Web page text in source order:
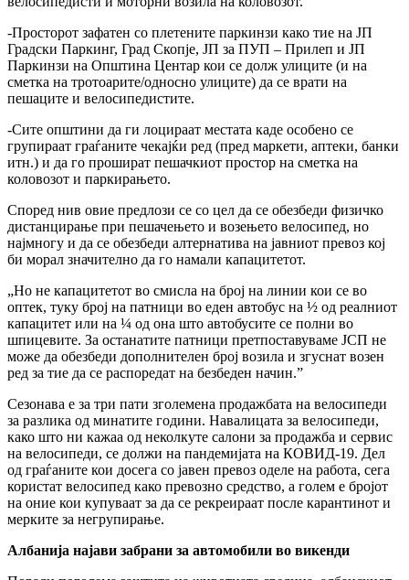
-Просторот зафатен со плетените паркинзи како тие на ЈП
Градски Паркинг, Град Скопје, ЈП за ПУП – Прилеп и ЈП
Паркинзи на Општина Центар кои се долж улиците (и на
сметка на тротоарите/односно улиците) да се врати на
пешаците и велосипедистите.
-Сите општини да ги лоцираат местата каде особено се
групираат граѓаните чекајќи ред (пред маркети, аптеки, банки
итн.) и да го прошират пешачкиот простор на сметка на
коловозот и паркирањето.
Според нив овие предлози се со цел да се обезбеди физичко
дистанцирање при пешачењето и возењето велосипед, но
најмногу и да се обезбеди алтернатива на јавниот превоз кој
би морал значително да го намали капацитетот.
„Но не капацитетот во смисла на број на линии кои се во
оптек, туку број на патници во еден автобус на ½ од реалниот
капацитет или на ¼ од она што автобусите се полни во
шпицевите. За останатите патници претпоставуваме ЈСП не
може да обезбеди дополнителен број возила и згуснат возен
ред за тие да се распоредат на безбеден начин.”
Сезонава е за три пати зголемена продажбата на велосипеди
за разлика од минатите години. Навалицата за велосипеди,
како што ни кажаа од неколкуте салони за продажба и сервис
на велосипеди, се должи на пандемијата на КОВИД-19. Дел
од граѓаните кои досега со јавен превоз оделе на работа, сега
користат велосипед како превозно средство, а голем е бројот
на оние кои купуваат за да се рекреираат после карантинот и
мерките за негрупирање.
Албанија најави забрани за автомобили во викенди